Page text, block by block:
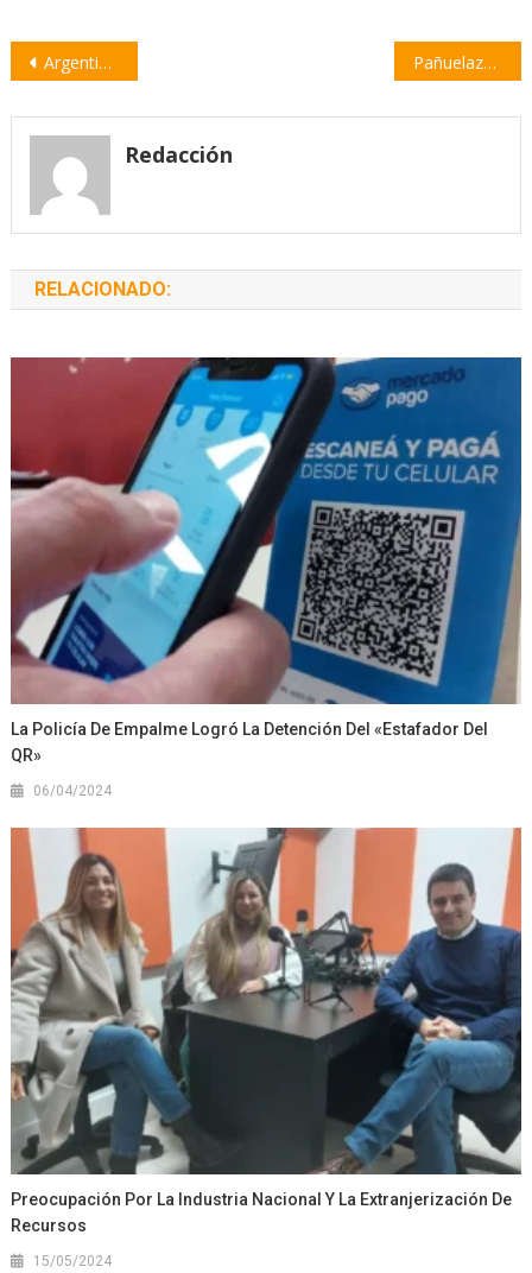
Navegación
entradas
Argentina: La toma de tierras, la otra Guernica | por Silvio Schachter Pañuelazo virtual para reclamar la legalización del aborto
Redacción
RELACIONADO:
La Policía De Empalme Logró La Detención Del «Estafador Del
QR»
06/04/2024
Preocupación Por La Industria Nacional Y La Extranjerización De
Recursos
15/05/2024